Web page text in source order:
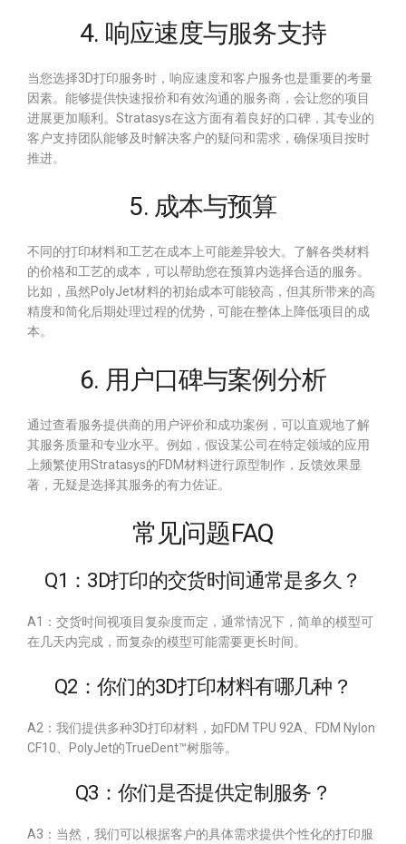
4. 响应速度与服务支持
当您选择3D打印服务时，响应速度和客户服务也是重要的考量
因素。能够提供快速报价和有效沟通的服务商，会让您的项目
进展更加顺利。Stratasys在这方面有着良好的口碑，其专业的
客户支持团队能够及时解决客户的疑问和需求，确保项目按时
推进。
5. 成本与预算
不同的打印材料和工艺在成本上可能差异较大。了解各类材料
的价格和工艺的成本，可以帮助您在预算内选择合适的服务。
比如，虽然PolyJet材料的初始成本可能较高，但其所带来的高
精度和简化后期处理过程的优势，可能在整体上降低项目的成
本。
6. 用户口碑与案例分析
通过查看服务提供商的用户评价和成功案例，可以直观地了解
其服务质量和专业水平。例如，假设某公司在特定领域的应用
上频繁使用Stratasys的FDM材料进行原型制作，反馈效果显
著，无疑是选择其服务的有力佐证。
常见问题FAQ
Q1：3D打印的交货时间通常是多久？
A1：交货时间视项目复杂度而定，通常情况下，简单的模型可
在几天内完成，而复杂的模型可能需要更长时间。
Q2：你们的3D打印材料有哪几种？
A2：我们提供多种3D打印材料，如FDM TPU 92A、FDM Nylon
CF10、PolyJet的TrueDent™树脂等。
Q3：你们是否提供定制服务？
A3：当然，我们可以根据客户的具体需求提供个性化的打印服